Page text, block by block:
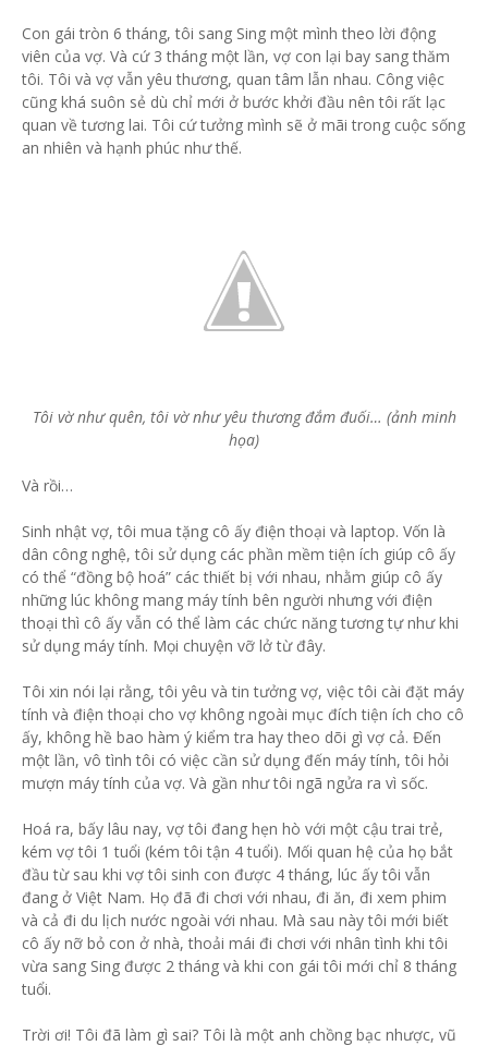
Con gái tròn 6 tháng, tôi sang Sing một mình theo lời động
viên của vợ. Và cứ 3 tháng một lần, vợ con lại bay sang thăm
tôi. Tôi và vợ vẫn yêu thương, quan tâm lẫn nhau. Công việc
cũng khá suôn sẻ dù chỉ mới ở bước khởi đầu nên tôi rất lạc
quan về tương lai. Tôi cứ tưởng mình sẽ ở mãi trong cuộc sống
an nhiên và hạnh phúc như thế.
Tôi vờ như quên, tôi vờ như yêu thương đắm đuối… (ảnh minh
họa)
Và rồi…
Sinh nhật vợ, tôi mua tặng cô ấy điện thoại và laptop. Vốn là
dân công nghệ, tôi sử dụng các phần mềm tiện ích giúp cô ấy
có thể “đồng bộ hoá” các thiết bị với nhau, nhằm giúp cô ấy
những lúc không mang máy tính bên người nhưng với điện
thoại thì cô ấy vẫn có thể làm các chức năng tương tự như khi
sử dụng máy tính. Mọi chuyện vỡ lở từ đây.
Tôi xin nói lại rằng, tôi yêu và tin tưởng vợ, việc tôi cài đặt máy
tính và điện thoại cho vợ không ngoài mục đích tiện ích cho cô
ấy, không hề bao hàm ý kiểm tra hay theo dõi gì vợ cả. Đến
một lần, vô tình tôi có việc cần sử dụng đến máy tính, tôi hỏi
mượn máy tính của vợ. Và gần như tôi ngã ngửa ra vì sốc.
Hoá ra, bấy lâu nay, vợ tôi đang hẹn hò với một cậu trai trẻ,
kém vợ tôi 1 tuổi (kém tôi tận 4 tuổi). Mối quan hệ của họ bắt
đầu từ sau khi vợ tôi sinh con được 4 tháng, lúc ấy tôi vẫn
đang ở Việt Nam. Họ đã đi chơi với nhau, đi ăn, đi xem phim
và cả đi du lịch nước ngoài với nhau. Mà sau này tôi mới biết
cô ấy nỡ bỏ con ở nhà, thoải mái đi chơi với nhân tình khi tôi
vừa sang Sing được 2 tháng và khi con gái tôi mới chỉ 8 tháng
tuổi.
Trời ơi! Tôi đã làm gì sai? Tôi là một anh chồng bạc nhược, vũ